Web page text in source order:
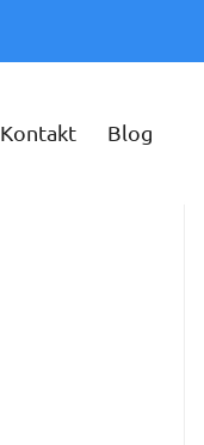
Kontakt Blog